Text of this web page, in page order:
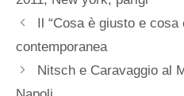
Il “Cosa è giusto e cosa
contemporanea
Nitsch e Caravaggio al